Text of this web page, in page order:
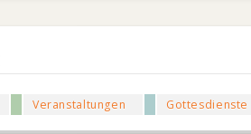
Veranstaltungen Gottesdienste